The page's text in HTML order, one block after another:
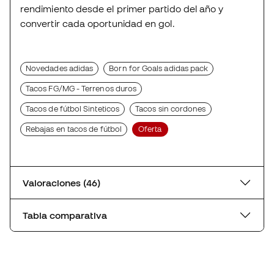
rendimiento desde el primer partido del año y
convertir cada oportunidad en gol.
Novedades adidas Born for Goals adidas pack
Tacos FG/MG - Terrenos duros
Tacos de fútbol Sinteticos Tacos sin cordones
Rebajas en tacos de fútbol Oferta
Valoraciones (46)
Tabla comparativa